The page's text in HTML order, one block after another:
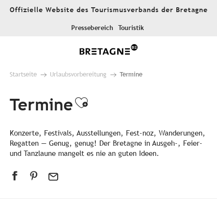
AllerOffizielle Website des Tourismusverbands der Bretagne
Pressebereich Touristik
Startseite Urlaubsvorbereitung Termine
TermineAjouter aux
Konzerte, Festivals, Ausstellungen, Fest-noz, Wanderungen,
Regatten — Genug, genug! Der Bretagne in Ausgeh-, Feier-
und Tanzlaune mangelt es nie an guten Ideen.